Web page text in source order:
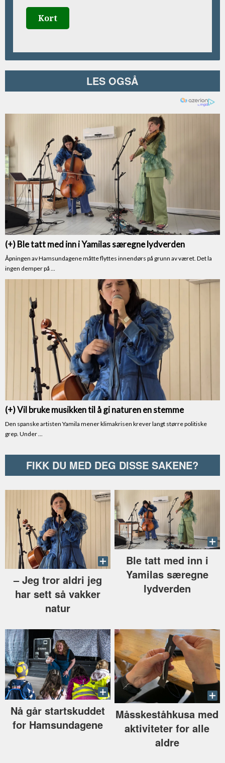
Kort
LES OGSÅ
FIKK DU MED DEG DISSE SAKENE?
–⁠ Jeg tror aldri jeg
har sett så vakker
natur
Ble tatt med inn i
Yamilas særegne
lydverden
Nå går startskuddet
for Hamsundagene
Måsskeståhkusa med
aktiviteter for alle
aldre